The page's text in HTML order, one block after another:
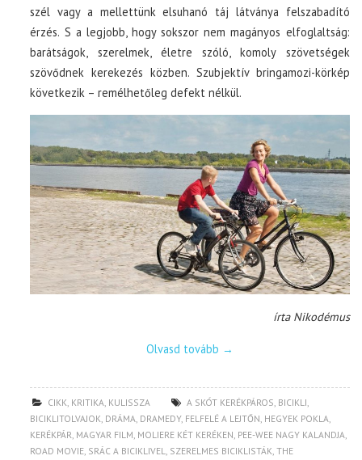
szél vagy a mellettünk elsuhanó táj látványa felszabadító
érzés. S a legjobb, hogy sokszor nem magányos elfoglaltság:
barátságok, szerelmek, életre szóló, komoly szövetségek
szövődnek kerekezés közben. Szubjektív bringamozi-körkép
következik – remélhetőleg defekt nélkül.
írta Nikodémus
Olvasd tovább →
CIKK, KRITIKA, KULISSZA A SKÓT KERÉKPÁROS, BICIKLI,
BICIKLITOLVAJOK, DRÁMA, DRAMEDY, FELFELÉ A LEJTŐN, HEGYEK POKLA,
KERÉKPÁR, MAGYAR FILM, MOLIERE KÉT KERÉKEN, PEE-WEE NAGY KALANDJA,
ROAD MOVIE, SRÁC A BICIKLIVEL, SZERELMES BICIKLISTÁK,THE